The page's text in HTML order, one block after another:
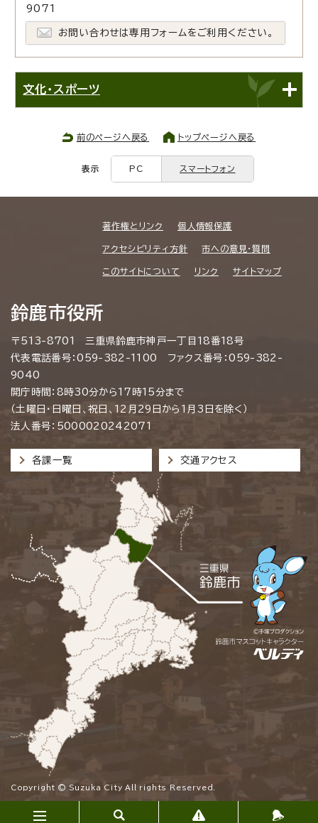
9071
お問い合わせは専用フォームをご利用ください。
文化・スポーツ
前のページへ戻る トップページへ戻る
表示 PC スマートフォン
著作権とリンク 個人情報保護
アクセシビリティ方針 市への意見・質問
このサイトについて リンク サイトマップ
鈴鹿市役所
〒513-8701 三重県鈴鹿市神戸一丁目18番18号
代表電話番号：059-382-1100 ファクス番号：059-382-
9040
開庁時間：8時30分から17時15分まで
（土曜日・日曜日、祝日、12月29日から1月3日を除く）
法人番号：5000020242071
各課一覧 交通アクセス
Copyright © Suzuka City All rights Reserved.